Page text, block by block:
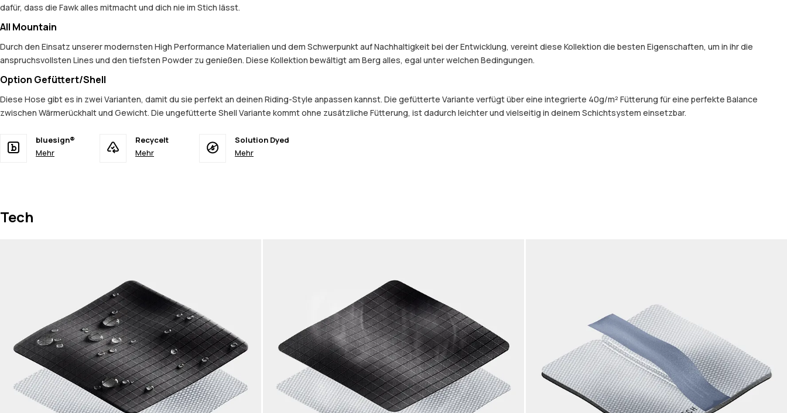
dafür, dass die Fawk alles mitmacht und dich nie im Stich lässt.
All Mountain
Durch den Einsatz unserer modernsten High Performance Materialien und dem Schwerpunkt auf Nachhaltigkeit bei der Entwicklung, vereint diese Kollektion die besten Eigenschaften, um in ihr die
anspruchsvollsten Lines und den tiefsten Powder zu genießen. Diese Kollektion bewältigt am Berg alles, egal unter welchen Bedingungen.
Option Gefüttert/Shell
Diese Hose gibt es in zwei Varianten, damit du sie perfekt an deinen Riding-Style anpassen kannst. Die gefütterte Variante verfügt über eine integrierte 40g/m² Fütterung für eine perfekte Balance
zwischen Wärmerückhalt und Gewicht. Die ungefütterte Shell Variante kommt ohne zusätzliche Fütterung, ist dadurch leichter und vielseitig in deinem Schichtsystem einsetzbar.
bluesign®
Mehr
Recycelt
Mehr
Solution Dyed
Mehr
Tech